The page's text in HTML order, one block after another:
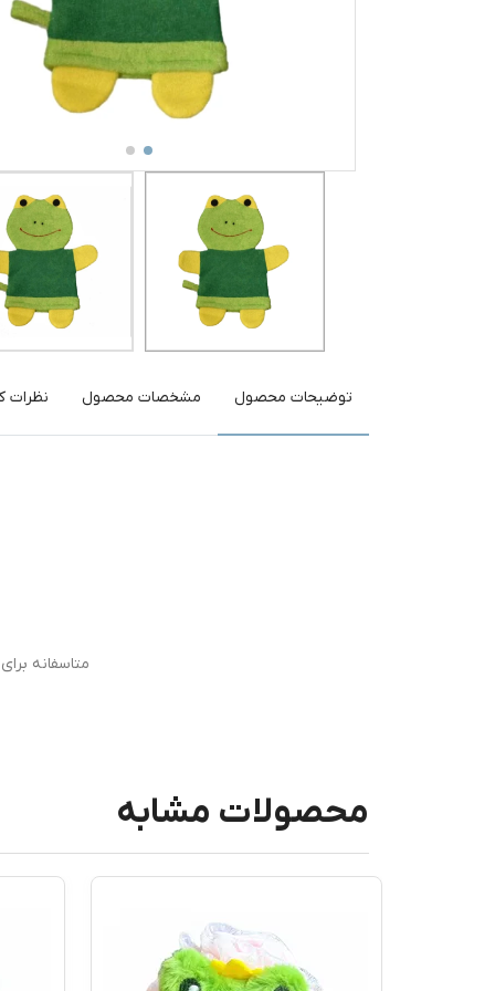
توضیحات محصول مشخصات محصول نظرات
متاسفانه
محصولات مشابه